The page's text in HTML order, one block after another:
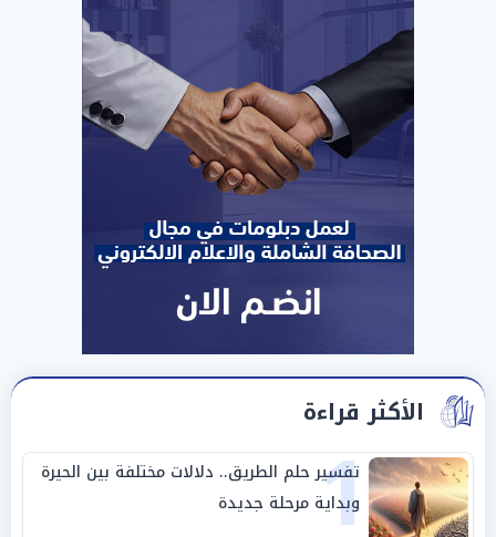
الأكثر قراءة
1
تفسير حلم الطريق.. دلالات مختلفة بين الحيرة
وبداية مرحلة جديدة